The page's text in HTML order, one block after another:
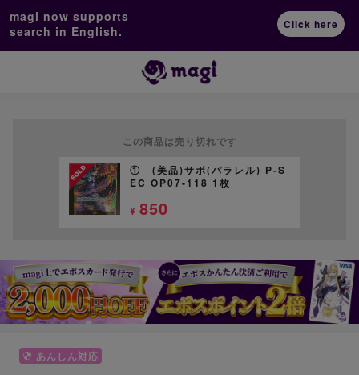
magi now supports
search in English.
Click here
この商品は売り切れです
① (美品)サボ(パラレル) P-S
EC OP07-118 1枚
¥ 850
あんしん対応